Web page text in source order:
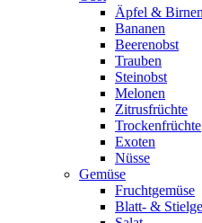
Äpfel & Birnen
Bananen
Beerenobst
Trauben
Steinobst
Melonen
Zitrusfrüchte
Trockenfrüchte
Exoten
Nüsse
Gemüse
Fruchtgemüse
Blatt- &